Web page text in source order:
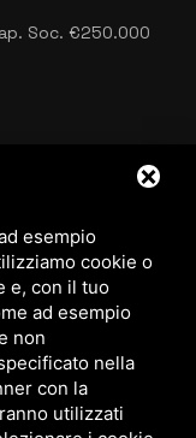
Soc. €250.000
esempio
cookie o
e, con il tuo
ad esempio
non
nella
con la
utilizzati